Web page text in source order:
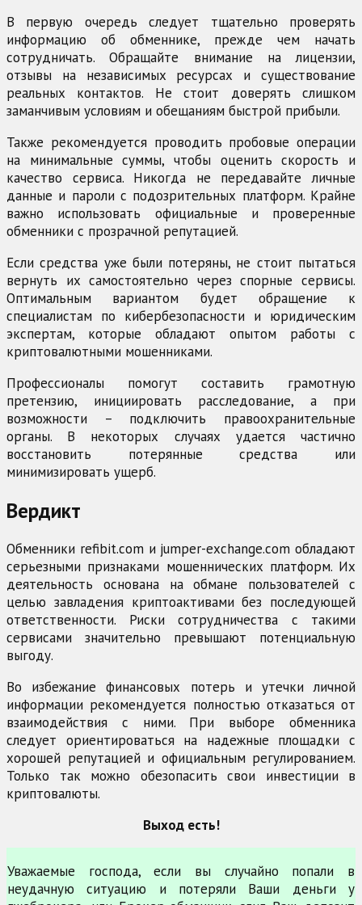
В первую очередь следует тщательно проверять
информацию об обменнике, прежде чем начать
сотрудничать. Обращайте внимание на лицензии,
отзывы на независимых ресурсах и существование
реальных контактов. Не стоит доверять слишком
заманчивым условиям и обещаниям быстрой прибыли.
Также рекомендуется проводить пробовые операции
на минимальные суммы, чтобы оценить скорость и
качество сервиса. Никогда не передавайте личные
данные и пароли с подозрительных платформ. Крайне
важно использовать официальные и проверенные
обменники с прозрачной репутацией.
Если средства уже были потеряны, не стоит пытаться
вернуть их самостоятельно через спорные сервисы.
Оптимальным вариантом будет обращение к
специалистам по кибербезопасности и юридическим
экспертам, которые обладают опытом работы с
криптовалютными мошенниками.
Профессионалы помогут составить грамотную
претензию, инициировать расследование, а при
возможности – подключить правоохранительные
органы. В некоторых случаях удается частично
восстановить потерянные средства или
минимизировать ущерб.
Вердикт
Обменники refibit.com и jumper-exchange.com обладают
серьезными признаками мошеннических платформ. Их
деятельность основана на обмане пользователей с
целью завладения криптоактивами без последующей
ответственности. Риски сотрудничества с такими
сервисами значительно превышают потенциальную
выгоду.
Во избежание финансовых потерь и утечки личной
информации рекомендуется полностью отказаться от
взаимодействия с ними. При выборе обменника
следует ориентироваться на надежные площадки с
хорошей репутацией и официальным регулированием.
Только так можно обезопасить свои инвестиции в
криптовалюты.
Выход есть!
Уважаемые господа, если вы случайно попали в
неудачную ситуацию и потеряли Ваши деньги у